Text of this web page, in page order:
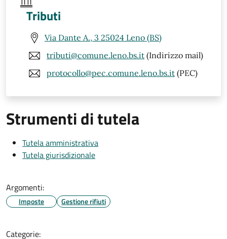
Tributi
Via Dante A., 3 25024 Leno (BS)
tributi@comune.leno.bs.it (Indirizzo mail)
protocollo@pec.comune.leno.bs.it (PEC)
Strumenti di tutela
Tutela amministrativa
Tutela giurisdizionale
Argomenti:
Imposte Gestione rifiuti
Categorie: